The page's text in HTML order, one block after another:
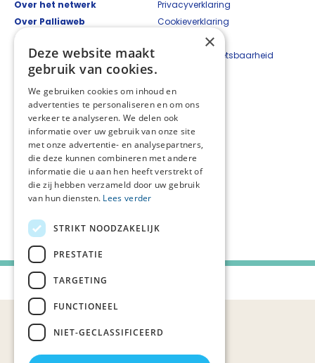
Over het netwerk
Over Palliaweb
Nieuwsbrief
Bestelformulier
Privacyverklaring
Cookieverklaring
Beveiligingskwetsbaarheid
Volg ons
Netwerkcoördinatoren
Andrea van der Veen
06 3624 4200
Elise van Dijk
06 4757 9929
netwerkpalliatievezorg@sigra.nl
×
Deze website maakt
gebruik van cookies.
We gebruiken cookies om inhoud en
advertenties te personaliseren en om ons
verkeer te analyseren. We delen ook
informatie over uw gebruik van onze site
met onze advertentie- en analysepartners,
die deze kunnen combineren met andere
informatie die u aan hen heeft verstrekt of
die zij hebben verzameld door uw gebruik
van hun diensten. Lees verder
STRIKT NOODZAKELIJK
PRESTATIE
TARGETING
FUNCTIONEEL
NIET-GECLASSIFICEERD